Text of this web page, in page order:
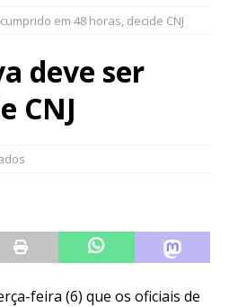
em 48 horas, decide CNJ
deve ser
CNJ
feira (6) que os oficiais de